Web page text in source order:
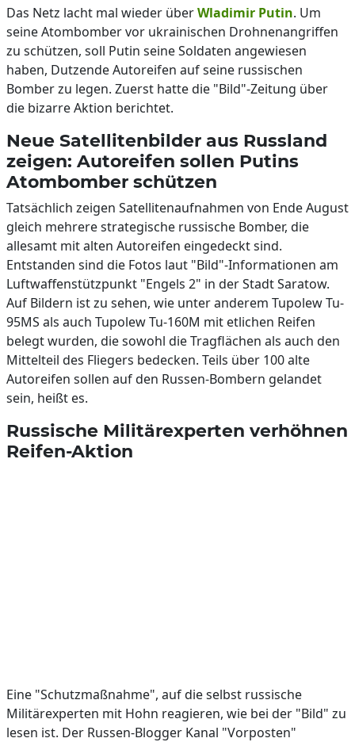
Das Netz lacht mal wieder überWladimir Putin. Um
seine Atombomber vor ukrainischen Drohnenangriffen
zu schützen, soll Putin seine Soldaten angewiesen
haben, Dutzende Autoreifen auf seine russischen
Bomber zu legen. Zuerst hatte die "Bild"-Zeitung über
die bizarre Aktion berichtet.
Neue Satellitenbilder aus Russland
zeigen: Autoreifen sollen Putins
Atombomber schützen
Tatsächlich zeigen Satellitenaufnahmen von Ende August
gleich mehrere strategische russische Bomber, die
allesamt mit alten Autoreifen eingedeckt sind.
Entstanden sind die Fotos laut "Bild"-Informationen am
Luftwaffenstützpunkt "Engels 2" in der Stadt Saratow.
Auf Bildern ist zu sehen, wie unter anderem Tupolew Tu-
95MS als auch Tupolew Tu-160M mit etlichen Reifen
belegt wurden, die sowohl die Tragflächen als auch den
Mittelteil des Fliegers bedecken. Teils über 100 alte
Autoreifen sollen auf den Russen-Bombern gelandet
sein, heißt es.
Russische Militärexperten verhöhnen
Reifen-Aktion
Eine "Schutzmaßnahme", auf die selbst russische
Militärexperten mit Hohn reagieren, wie bei der "Bild" zu
lesen ist. Der Russen-Blogger Kanal "Vorposten"